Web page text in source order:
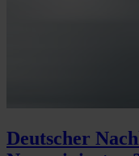
Deutscher